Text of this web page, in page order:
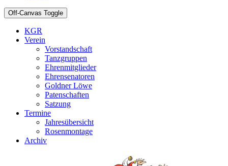
Off-Canvas Toggle
KGR
Verein
Vorstandschaft
Tanzgruppen
Ehrenmitglieder
Ehrensenatoren
Goldner Löwe
Patenschaften
Satzung
Termine
Jahresübersicht
Rosenmontage
Archiv